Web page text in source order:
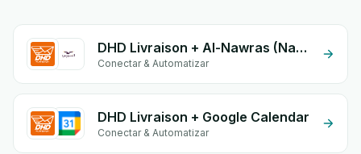
DHD Livraison + Al-Nawras (Nawris)
Conectar & Automatizar
DHD Livraison + Google Calendar
Conectar & Automatizar